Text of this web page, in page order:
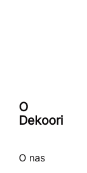
O
Dekoori
O nas